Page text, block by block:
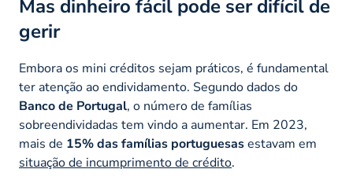
Mas dinheiro fácil pode ser difícil de
gerir
Embora os mini créditos sejam práticos, é fundamental
ter atenção ao endividamento. Segundo dados do
Banco de Portugal, o número de famílias
sobreendividadas tem vindo a aumentar. Em 2023,
mais de 15% das famílias portuguesasestavam em
situação de incumprimento de crédito.